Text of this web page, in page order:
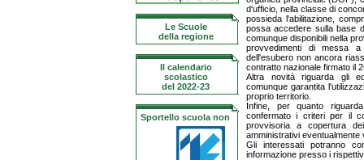
Le Scuole
della regione
Il calendario
scolastico
del 2022-23
Sportello scuola non
d'ufficio, nella classe di
possieda l'abilitazione,
possa accedere sulla base
comunque disponibili nella
provvedimenti di messa
dell'esubero non ancora
contratto nazionale firmato il
Altra novità riguarda gli
comunque garantita
proprio territorio.
Infine, per quanto
confermato i criteri per il
provvisoria a copertura
amministrativi eventualmente
Gli interessati potranno
informazione presso i